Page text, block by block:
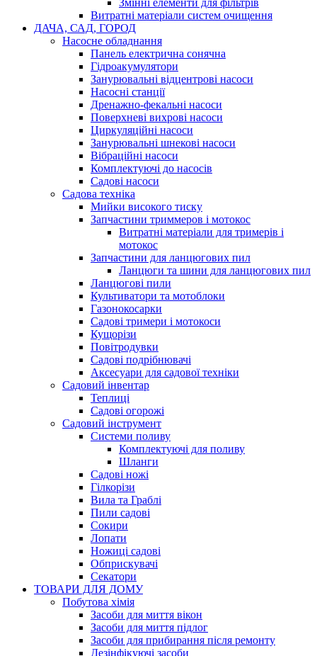
Змінні елементи для фільтрів
Витратні матеріали систем очищення
ДАЧА, САД, ГОРОД
Насосне обладнання
Панель електрична сонячна
Гідроакумулятори
Занурювальні відцентрові насоси
Насосні станції
Дренажно-фекальні насоси
Поверхневі вихрові насоси
Циркуляційні насоси
Занурювальні шнекові насоси
Вібраційні насоси
Комплектуючі до насосів
Cадові насоси
Садова техніка
Мийки високого тиску
Запчастини триммеров і мотокос
Витратні матеріали для тримерів і
мотокос
Запчастини для ланцюгових пил
Ланцюги та шини для ланцюгових пил
Ланцюгові пили
Культиватори та мотоблоки
Газонокосарки
Садові тримери і мотокоси
Кущорізи
Повітродувки
Садові подрібнювачі
Аксесуари для садової техніки
Садовий інвентар
Теплиці
Садові огорожі
Садовий інструмент
Системи поливу
Комплектуючі для поливу
Шланги
Садові ножі
Гілкорізи
Вила та Граблі
Пили садові
Сокири
Лопати
Ножиці садові
Обприскувачі
Секатори
ТОВАРИ ДЛЯ ДОМУ
Побутова хімія
Засоби для миття вікон
Засоби для миття підлог
Засоби для прибирання після ремонту
Дезінфікуючі засоби